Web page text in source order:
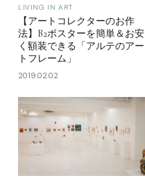
LIVING IN ART
【アートコレクターのお作
法】B2ポスターを簡単＆お安
く額装できる「アルテのアー
トフレーム」
2019.02.02